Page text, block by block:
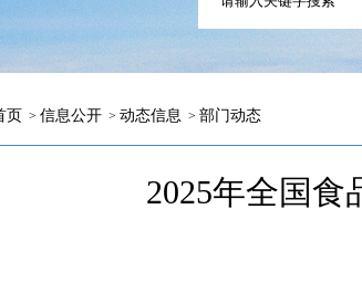
页 > 信息公开 > 动态信息 > 部门动态
2025年全国